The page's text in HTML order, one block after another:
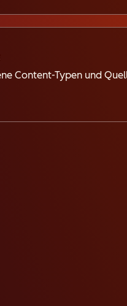
Content-Typen und